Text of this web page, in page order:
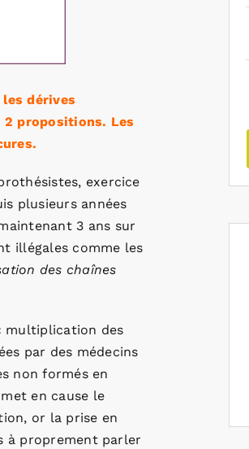
les dérives
2 propositions. Les
exercice
plusieurs années
3 ans sur
illégales comme les
des chaînes
multiplication des
par des médecins
non formés en
en cause le
or la prise en
à proprement parler